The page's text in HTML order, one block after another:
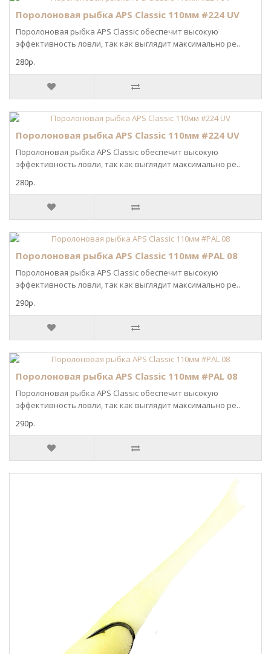
Поролоновая рыбка APS Classic 110мм #224 UV
Поролоновая рыбка APS Classic обеспечит высокую
эффективность ловли, так как выглядит максимально ре..
280р.
Поролоновая рыбка APS Classic 110мм #224 UV
Поролоновая рыбка APS Classic обеспечит высокую
эффективность ловли, так как выглядит максимально ре..
280р.
Поролоновая рыбка APS Classic 110мм #PAL 08
Поролоновая рыбка APS Classic обеспечит высокую
эффективность ловли, так как выглядит максимально ре..
290р.
Поролоновая рыбка APS Classic 110мм #PAL 08
Поролоновая рыбка APS Classic обеспечит высокую
эффективность ловли, так как выглядит максимально ре..
290р.